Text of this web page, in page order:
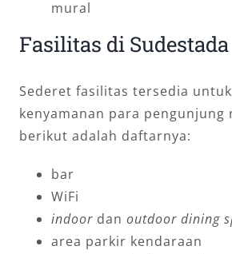
mural
Fasilitas di Sudestada
Sederet fasilitas tersedia
kenyamanan para pengunjung
berikut adalah daftarnya:
bar
WiFi
indoordan outdoor dining
area parkir kendaraan